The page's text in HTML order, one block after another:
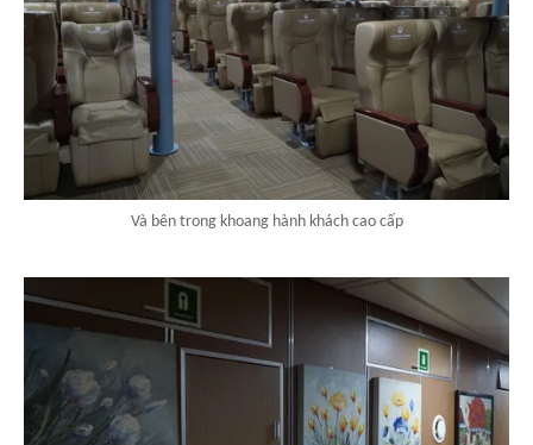
Và bên trong khoang hành khách cao cấp